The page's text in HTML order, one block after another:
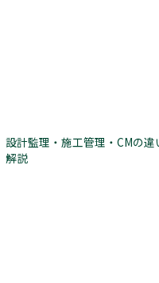
設計監理・施工管理・CMの
解説